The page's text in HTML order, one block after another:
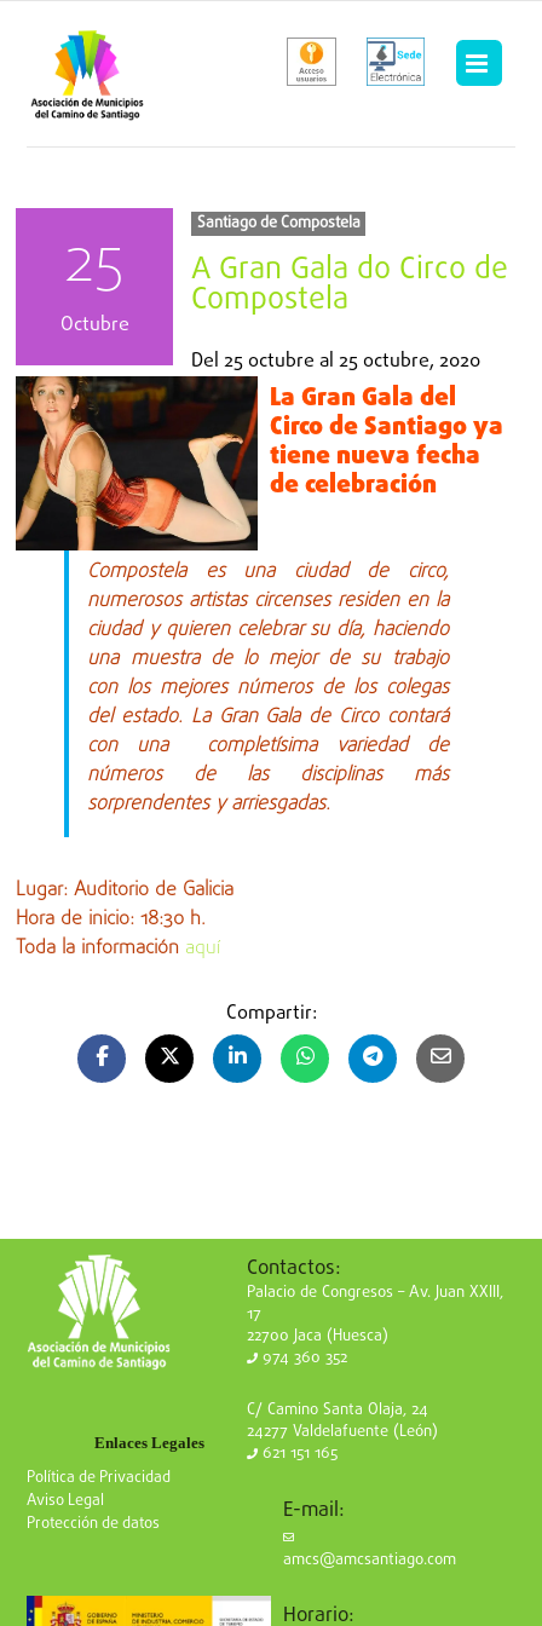
contenido
25
Octubre
Santiago de Compostela
A Gran Gala do Circo de
Compostela
Del25 octubre al25 octubre, 2020
La Gran Gala del
Circo de Santiago ya
tiene nueva fecha
de celebración
Compostela es una ciudad de circo,
numerosos artistas circenses residen en la
ciudad y quieren celebrar su día, haciendo
una muestra de lo mejor de su trabajo
con los mejores números de los colegas
del estado. La Gran Gala de Circo contará
con una completísima variedad de
números de las disciplinas más
sorprendentes y arriesgadas.
Lugar: Auditorio de Galicia
Hora de inicio: 18:30 h.
Toda la información aquí
Compartir:
Enlaces Legales
Política de Privacidad
Aviso Legal
Protección de datos
Contactos:
Palacio de Congresos – Av. Juan XXIII,
17
22700 Jaca (Huesca)
974 360 352
C/ Camino Santa Olaja, 24
24277 Valdelafuente (León)
621 151 165
E-mail:
amcs@amcsantiago.com
Horario: